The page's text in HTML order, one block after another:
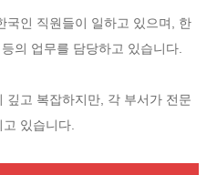
국인 직원들이 일하고 있으며, 한
의 업무를 담당하고 있습니다.
깊고 복잡하지만, 각 부서가 전문
있습니다.